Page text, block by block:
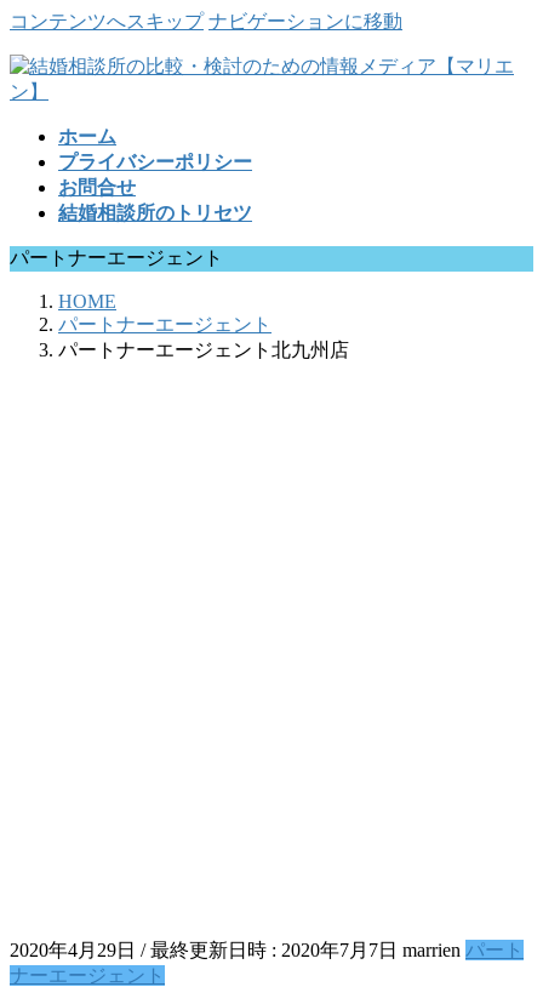
コンテンツへスキップ ナビゲーションに移動
ホーム
プライバシーポリシー
お問合せ
結婚相談所のトリセツ
パートナーエージェント
HOME
パートナーエージェント
パートナーエージェント北九州店
2020年4月29日 / 最終更新日時 : 2020年7月7日 marrien パート
ナーエージェント